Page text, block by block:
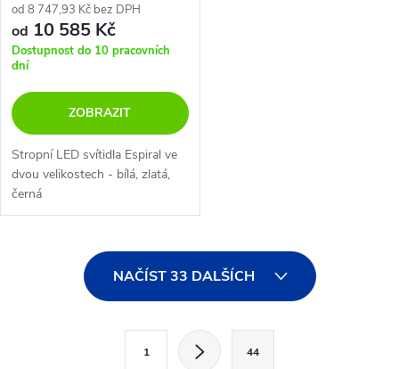
od 8 747,93 Kč bez DPH
od 10 585 Kč
Dostupnost do 10 pracovních
dní
ZOBRAZIT
Stropní LED svítidla Espiral ve
dvou velikostech - bílá, zlatá,
černá
NAČÍST 33 DALŠÍCH
1 44